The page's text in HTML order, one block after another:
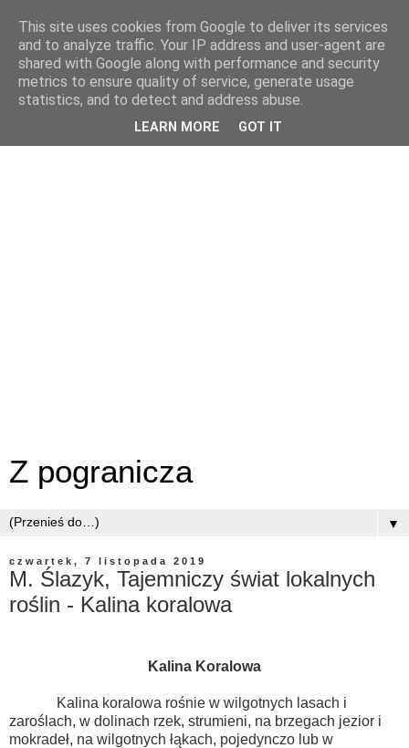
Z pogranicza
▼
czwartek, 7 listopada 2019
M. Ślazyk, Tajemniczy świat lokalnych
roślin - Kalina koralowa
Kalina Koralowa
Kalina koralowa rośnie w wilgotnych lasach i
zaroślach, w dolinach rzek, strumieni, na brzegach jezior i
mokradeł, na wilgotnych łąkach, pojedynczo lub w
This site uses cookies from Google to deliver its services
and to analyze traffic. Your IP address and user-agent are
shared with Google along with performance and security
metrics to ensure quality of service, generate usage
statistics, and to detect and address abuse.
LEARN MORE GOT IT